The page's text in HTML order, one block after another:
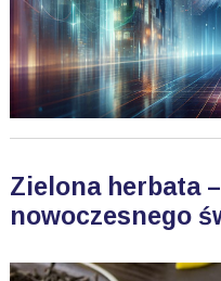
Zielona herbata
nowoczesnego